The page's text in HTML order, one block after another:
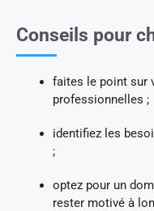
Conseils pour
faites le point sur
professionnelles ;
identifiez les
;
optez pour un
rester motivé à